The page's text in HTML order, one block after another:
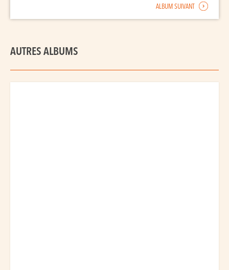
ALBUM SUIVANT
AUTRES ALBUMS